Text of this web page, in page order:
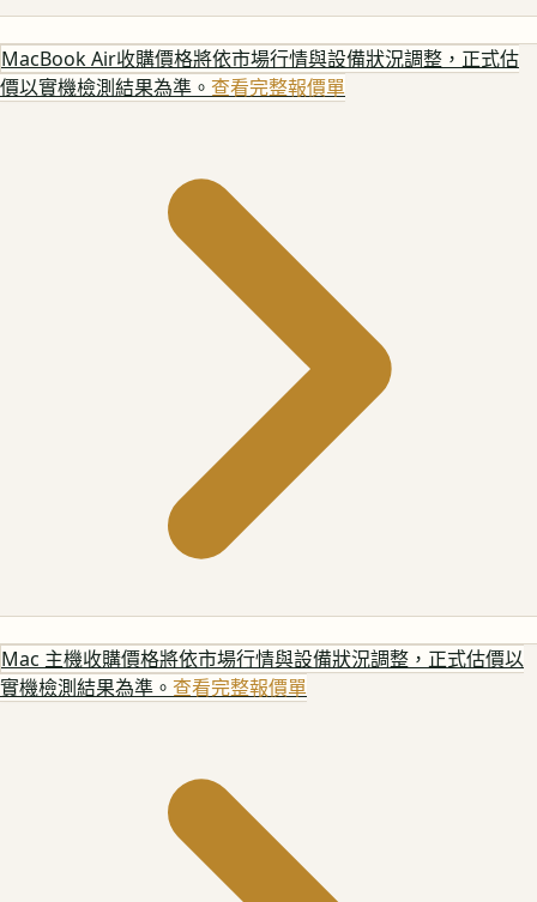
MacBook Air收購價格將依市場行情與設備狀況調整，正式估
價以實機檢測結果為準。 查看完整報價單
Mac 主機收購價格將依市場行情與設備狀況調整，正式估價以
實機檢測結果為準。 查看完整報價單